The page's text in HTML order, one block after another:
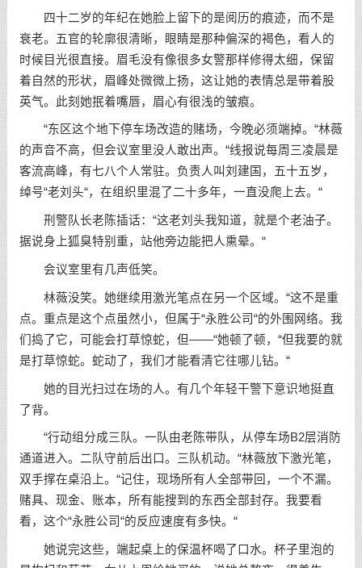
四十二岁的年纪在她脸上留下的是阅历的痕迹，而不是
衰老。五官的轮廓很清晰，眼睛是那种偏深的褐色，看人的
时候目光很直接。眉毛没有像很多女警那样修得太细，保留
着自然的形状，眉峰处微微上扬，这让她的表情总是带着股
英气。此刻她抿着嘴唇，眉心有很浅的皱痕。
“东区这个地下停车场改造的赌场，今晚必须端掉。“林薇
的声音不高，但会议室里没人敢出声。“线报说每周三凌晨是
客流高峰，有七八个人常驻。负责人叫刘建国，五十五岁，
绰号“老刘头“，在组织里混了二十多年，一直没爬上去。“
刑警队长老陈插话：“这老刘头我知道，就是个老油子。
据说身上狐臭特别重，站他旁边能把人熏晕。“
会议室里有几声低笑。
林薇没笑。她继续用激光笔点在另一个区域。“这不是重
点。重点是这个点虽然小，但属于“永胜公司“的外围网络。我
们捣了它，可能会打草惊蛇，但——“她顿了顿，“但我要的就
是打草惊蛇。蛇动了，我们才能看清它往哪儿钻。“
她的目光扫过在场的人。有几个年轻干警下意识地挺直
了背。
“行动组分成三队。一队由老陈带队，从停车场B2层消防
通道进入。二队守前后出口。三队机动。“林薇放下激光笔，
双手撑在桌沿上。“记住，现场所有人全部带回，一个不漏。
赌具、现金、账本，所有能搜到的东西全部封存。我要看
看，这个“永胜公司“的反应速度有多快。“
她说完这些，端起桌上的保温杯喝了口水。杯子里泡的